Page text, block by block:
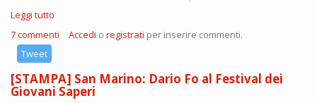
Leggi tutto
7 commenti Accedi o registrati per inserire commenti.
Tweet
[STAMPA] San Marino: Dario Fo al Festival dei
Giovani Saperi